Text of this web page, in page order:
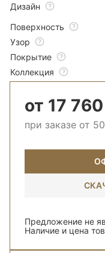
Дизайн
Поверхность
Узор
Покрытие
Коллекция
от 17
при заказе от
Предложение не
Наличие и цена